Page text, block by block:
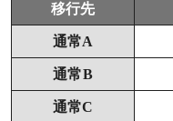
移行先
通常A
通常B
通常C